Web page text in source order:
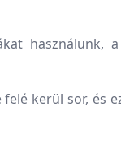
használunk,
kerül sor, és